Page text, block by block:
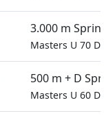
3.000 m
Masters U 70
500 m + D
Masters U 60